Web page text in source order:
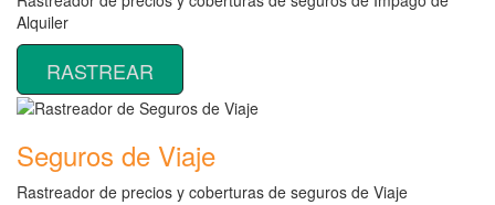
Alquiler
RASTREAR
Seguros de Viaje
Rastreador de precios y coberturas de seguros de Viaje